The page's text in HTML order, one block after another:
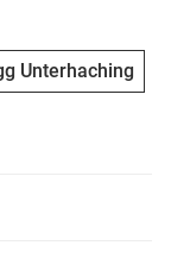
Unterhaching